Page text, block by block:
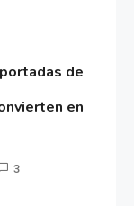
de
en
3